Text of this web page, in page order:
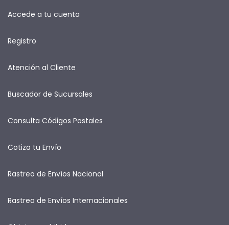
Accede a tu cuenta
Registro
Atención al Cliente
Buscador de Sucursales
Consulta Códigos Postales
Cotiza tu Envío
Rastreo de Envíos Nacional
Rastreo de Envíos Internacionales